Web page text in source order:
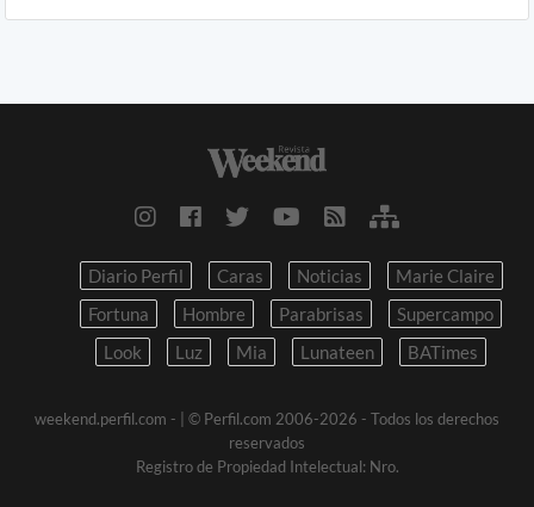
Diario Perfil Caras Noticias
Marie Claire
Fortuna
Hombre Parabrisas
Supercampo
Look
Luz Mia Lunateen BATimes
weekend.perfil.com -
| © Perfil.com 2006-2026 - Todos los derechos
reservados
Registro de Propiedad Intelectual: Nro.